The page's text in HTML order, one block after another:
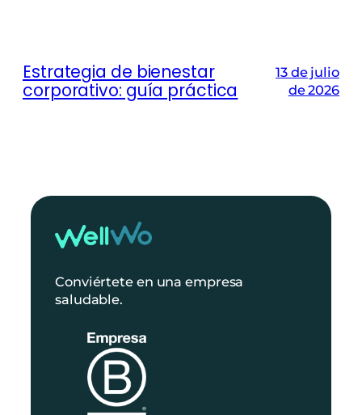
Estrategia de bienestar
corporativo: guía práctica
13 de julio
de 2026
Conviértete en una empresa
saludable.